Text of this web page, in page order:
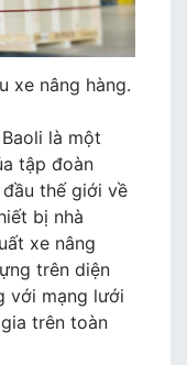
xe nâng hàng.
là một
tập đoàn
đầu thế giới về
bị nhà
xe nâng
trên diện
với mạng lưới
trên toàn